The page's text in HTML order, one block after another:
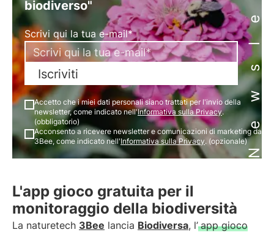
biodiverso"
Scrivi qui la tua e-mail*
Iscriviti
Accetto che i miei dati personali siano trattati per l'invio della
newsletter, come indicato nell'Informativa sulla Privacy.
(obbligatorio)
Acconsento a ricevere newsletter e comunicazioni di marketing da
3Bee, come indicato nell'Informativa sulla Privacy. (opzionale)
L'app gioco gratuita per il
monitoraggio della biodiversità
La naturetech 3Bee lancia Biodiversa, l’ app gioco